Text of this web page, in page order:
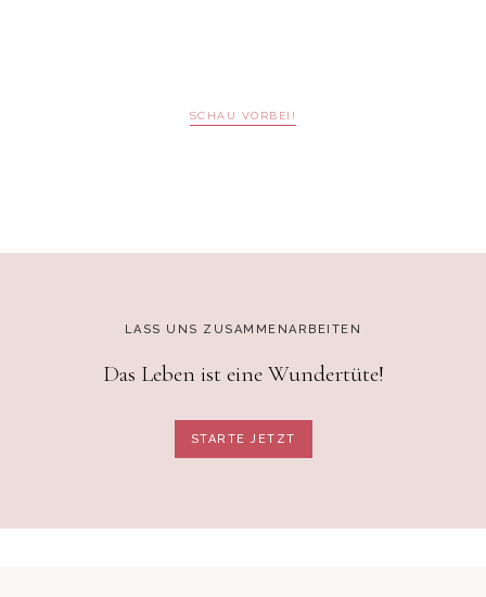
SCHAU VORBEI!
LASS UNS ZUSAMMENARBEITEN
Das Leben ist eine Wundertüte!
STARTE JETZT